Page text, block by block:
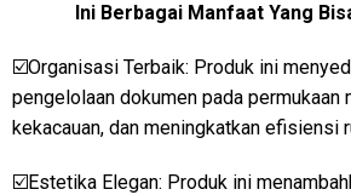
Ini Berbagai Manfaat Yang
☑️Organisasi Terbaik: Produk ini
pengelolaan dokumen pada permukaan
kekacauan, dan meningkatkan efisiensi
☑️Estetika Elegan: Produk ini